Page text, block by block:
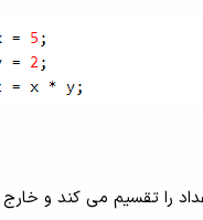
را تقسیم می کند و